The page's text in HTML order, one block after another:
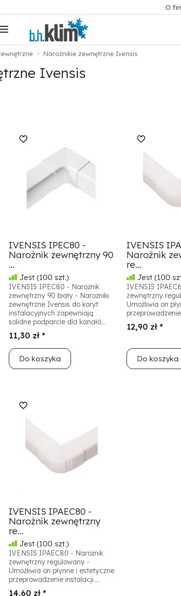
O
Narożnikie zewnętrzne Ivensis
Ivensis
IVENSIS IPEC80 -
Narożnik zewnętrzny 90
...
Jest (100 szt.)
IVENSIS IPEC80 - Narożnik
zewnętrzny 90 biały - Narożniki
zewnętrzne Ivensis do koryt
instalacyjnych zapewniają
solidne podparcie dla kanałó...
11,30 zł *
Do koszyka
IVENSIS
Narożnik
re...
Jest(100
IVENSIS
zewnętrzny
Umożliwia on
12,90 zł *
Do koszyka
IVENSIS IPAEC80 -
Narożnik zewnętrzny
re...
Jest (100 szt.)
IVENSIS IPAEC80 - Narożnik
zewnętrzny regulowany -
Umożliwia on płynne i estetyczne
przeprowadzenie instalacji....
14,60 zł *